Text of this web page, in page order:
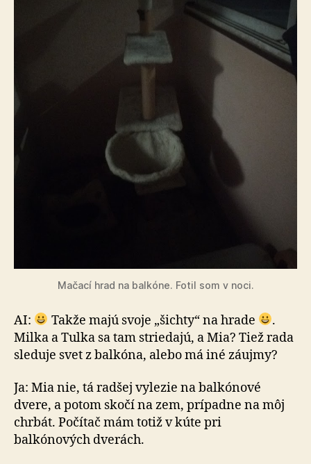
Mačací hrad na balkóne. Fotil som v noci.
AI: Takže majú svoje „šichty“ na hrade
.
Milka a Tulka sa tam striedajú, a Mia? Tiež rada
sleduje svet z balkóna, alebo má iné záujmy?
Ja: Mia nie, tá radšej vylezie na balkónové
dvere, a potom skočí na zem, prípadne na môj
chrbát. Počítač mám totiž v kúte pri
balkónových dverách.